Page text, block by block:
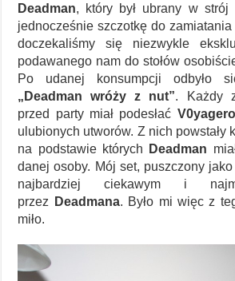
Deadman, który był ubrany w strój
jednocześnie szczotkę do
doczekaliśmy się niezwykle
podawanego nam do stołów
Po udanej konsumpcji odbyło
„Deadman wróży z nut”. Każdy
przed party miał podesłać
ulubionych utworów. Z nich powstały
na podstawie których
Deadman
danej osoby. Mój set, puszczony
najbardziej ciekawym i
przez
Deadmana. Było mi więc z
miło.